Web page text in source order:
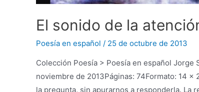
El sonido de la
Poesía en español / 25 de octubre de 2013
Colección Poesía > Poesía en español
noviembre de 2013Páginas: 74Formato: 14
la pregunta, sin apurarnos a responderla. La